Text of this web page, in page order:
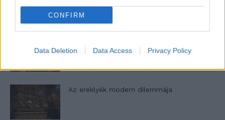
CONFIRM
Data Deletion Data Access Privacy Policy
rész
Az ereklyék modern dilemmája